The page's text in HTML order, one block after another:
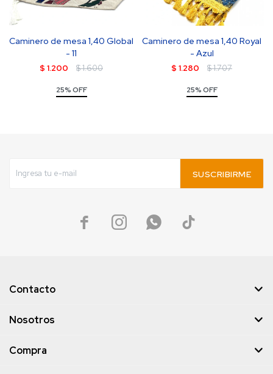
Caminero de mesa 1,40 Global
- 11
$ 1.200 $1.600
25% OFF
Caminero de mesa 1,40 Royal
- Azul
$ 1.280 $1.707
25% OFF
SUSCRIBIRME
   
Contacto
Nosotros
Compra